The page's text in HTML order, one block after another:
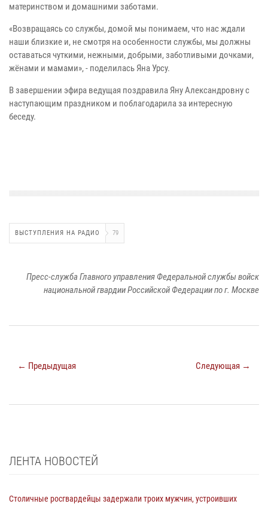
материнством и домашними заботами.
«Возвращаясь со службы, домой мы понимаем, что нас ждали
наши близкие и, не смотря на особенности службы, мы должны
оставаться чуткими, нежными, добрыми, заботливыми дочками,
жёнами и мамами», - поделилась Яна Урсу.
В завершении эфира ведущая поздравила Яну Александровну с
наступающим праздником и поблагодарила за интересную
беседу.
ВЫСТУПЛЕНИЯ НА РАДИО 79
Пресс-служба Главного управления Федеральной службы войск
национальной гвардии Российской Федерации по г. Москве
← Предыдущая Следующая →
ЛЕНТА НОВОСТЕЙ
Столичные росгвардейцы задержали троих мужчин, устроивших